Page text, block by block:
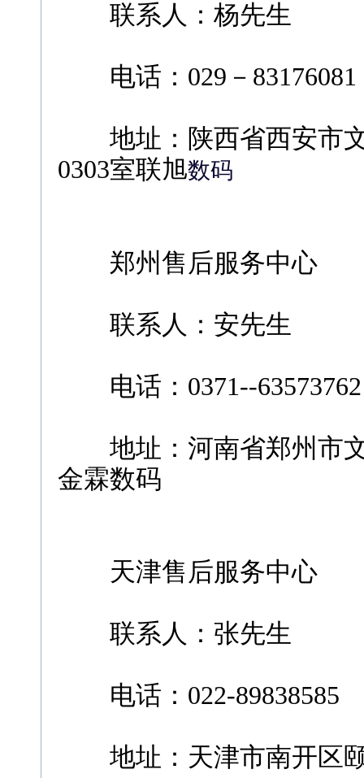
联系人：杨先生
电话：029－83176081
地址：陕西省西安市文
0303室联旭数码
郑州售后服务中心
联系人：安先生
电话：0371--63573762
地址：河南省郑州市文
金霖数码
天津售后服务中心
联系人：张先生
电话：022-89838585
地址：天津市南开区颐